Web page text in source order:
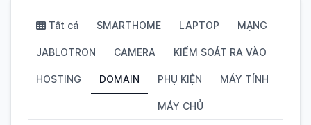
Tất cả SMARTHOME LAPTOP MẠNG
JABLOTRON CAMERA KIỂM SOÁT RA VÀO
HOSTING DOMAIN PHỤ KIỆN MÁY TÍNH
MÁY CHỦ